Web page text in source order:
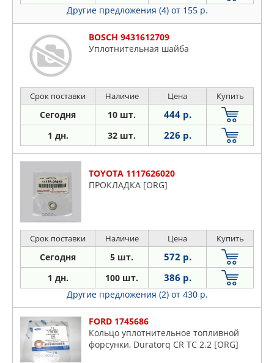
Другие предложения (4) от 155 р.
BOSCH 9431612709
Уплотнительная шайба
Срок поставки Наличие Цена Купить
Сегодня 10 шт. 444 р.
1 дн. 32 шт. 226 р.
TOYOTA 1117626020
ПРОКЛАДКА [ORG]
Срок поставки Наличие Цена Купить
Сегодня 5 шт. 572 р.
1 дн. 100 шт. 386 р.
Другие предложения (2) от 430 р.
FORD 1745686
Кольцо уплотнительное топливной
форсунки, Duratorq CR TC 2.2 [ORG]